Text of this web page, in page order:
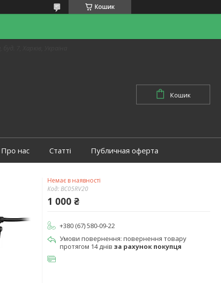
Кошик
Кошик
Про нас Статті Публичная оферта
Немає в наявності
Код:BC05RV20
1 000 ₴
+380 (67) 580-09-22
повернення товару
протягом 14 днів за рахунок покупця